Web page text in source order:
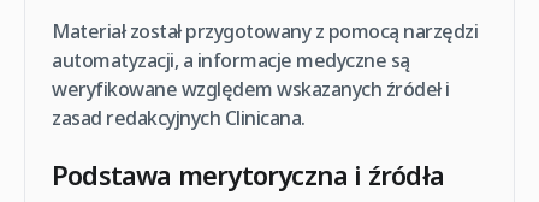
Materiał został przygotowany z pomocą narzędzi
automatyzacji, a informacje medyczne są
weryfikowane względem wskazanych źródeł i
zasad redakcyjnych Clinicana.
Podstawa merytoryczna i źródła